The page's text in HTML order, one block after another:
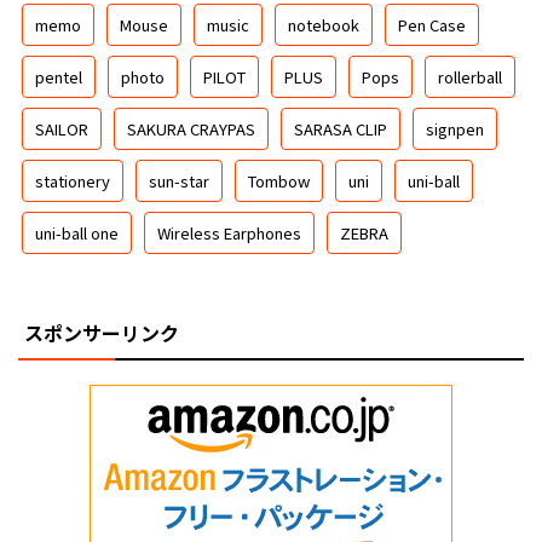
memo Mouse music notebook Pen Case
pentel photo PILOT PLUS Pops rollerball
SAILOR SAKURA CRAYPAS SARASA CLIP signpen
stationery sun-star Tombow uni uni-ball
uni-ball one Wireless Earphones ZEBRA
スポンサーリンク